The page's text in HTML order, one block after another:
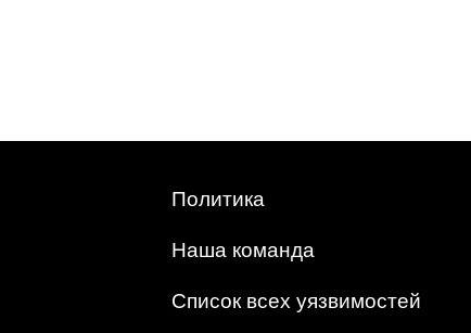
Политика
Наша команда
Список всех уязвимостей